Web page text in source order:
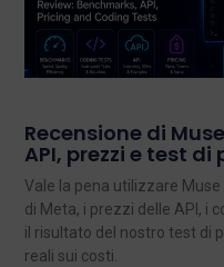
Recensione di
API, prezzi e test
Vale la pena utilizzare
di Meta, i prezzi delle API, i
il risultato del nostro test di
reali sui costi.